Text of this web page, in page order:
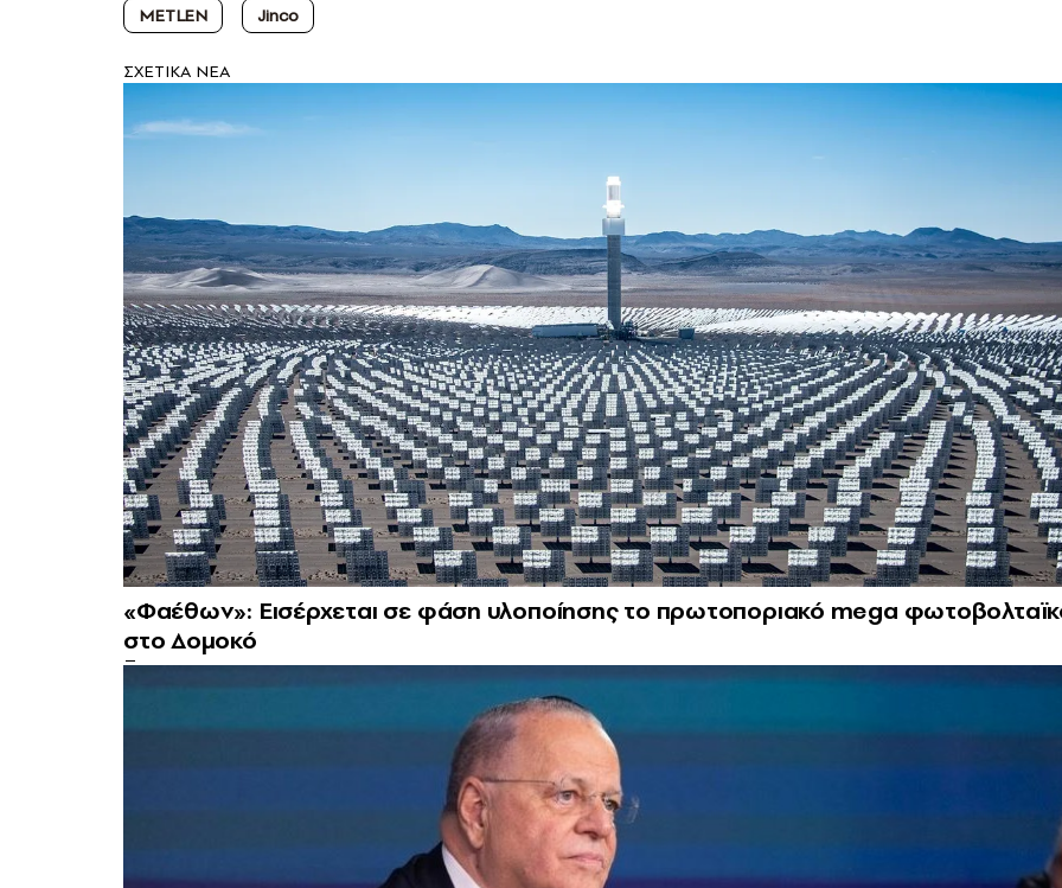
METLEN
Jinco
ΣXETIKA NEA
«Φαέθων»: Εισέρχεται σε φάση υλοποίησης το πρωτοποριακό mega
στο Δομοκό